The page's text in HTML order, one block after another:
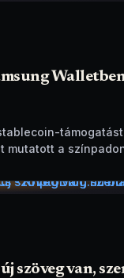
mutatott a
szöveg van,